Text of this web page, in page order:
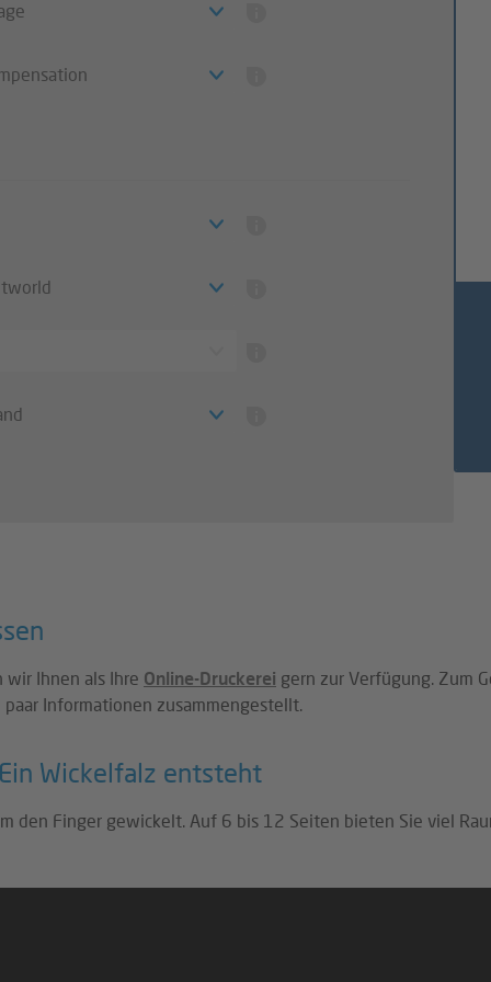
Ihnen als Ihre Online-Druckerei gern zur Verfügung. Zum
Informationen zusammengestellt.
Wickelfalz entsteht
den Finger gewickelt. Auf 6 bis 12 Seiten bieten Sie viel